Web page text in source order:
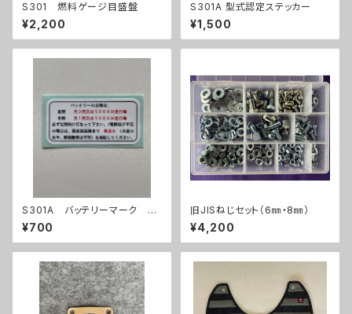
S301 燃料ゲージ目盛盤
¥2,200
S301A 型式認定ステッカー
¥1,500
S301A バッテリーマーク ス
テッカー
¥700
旧JISねじセット（6㎜・8㎜）
¥4,200